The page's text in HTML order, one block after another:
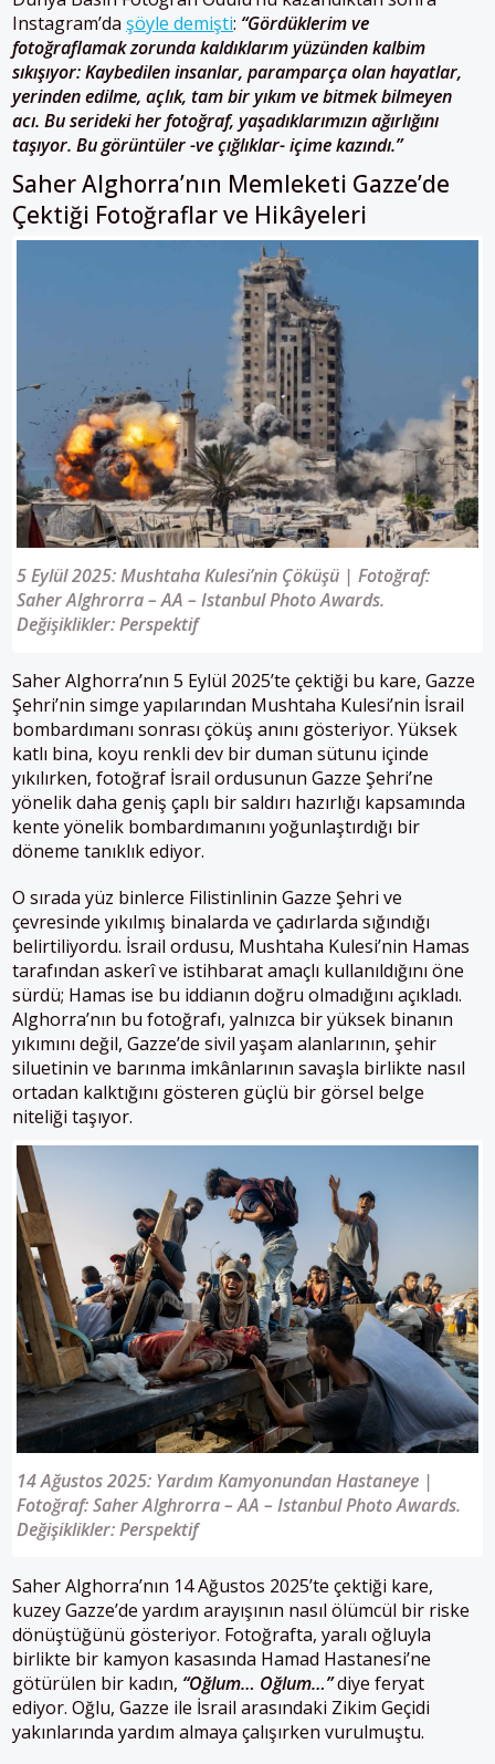
Instagram’da şöyle demişti: “Gördüklerim ve
fotoğraflamak zorunda kaldıklarım yüzünden kalbim
sıkışıyor: Kaybedilen insanlar, paramparça olan hayatlar,
yerinden edilme, açlık, tam bir yıkım ve bitmek bilmeyen
acı. Bu serideki her fotoğraf, yaşadıklarımızın ağırlığını
taşıyor. Bu görüntüler -ve çığlıklar- içime kazındı.”
Saher Alghorra’nın Memleketi Gazze’de
Çektiği Fotoğraflar ve Hikâyeleri
5 Eylül 2025: Mushtaha Kulesi’nin Çöküşü | Fotoğraf:
Saher Alghrorra – AA – Istanbul Photo Awards.
Değişiklikler: Perspektif
Saher Alghorra’nın 5 Eylül 2025’te çektiği bu kare, Gazze
Şehri’nin simge yapılarından Mushtaha Kulesi’nin İsrail
bombardımanı sonrası çöküş anını gösteriyor. Yüksek
katlı bina, koyu renkli dev bir duman sütunu içinde
yıkılırken, fotoğraf İsrail ordusunun Gazze Şehri’ne
yönelik daha geniş çaplı bir saldırı hazırlığı kapsamında
kente yönelik bombardımanını yoğunlaştırdığı bir
döneme tanıklık ediyor.
O sırada yüz binlerce Filistinlinin Gazze Şehri ve
çevresinde yıkılmış binalarda ve çadırlarda sığındığı
belirtiliyordu. İsrail ordusu, Mushtaha Kulesi’nin Hamas
tarafından askerî ve istihbarat amaçlı kullanıldığını öne
sürdü; Hamas ise bu iddianın doğru olmadığını açıkladı.
Alghorra’nın bu fotoğrafı, yalnızca bir yüksek binanın
yıkımını değil, Gazze’de sivil yaşam alanlarının, şehir
siluetinin ve barınma imkânlarının savaşla birlikte nasıl
ortadan kalktığını gösteren güçlü bir görsel belge
niteliği taşıyor.
14 Ağustos 2025: Yardım Kamyonundan Hastaneye |
Fotoğraf: Saher Alghrorra – AA – Istanbul Photo Awards.
Değişiklikler: Perspektif
Saher Alghorra’nın 14 Ağustos 2025’te çektiği kare,
kuzey Gazze’de yardım arayışının nasıl ölümcül bir riske
dönüştüğünü gösteriyor. Fotoğrafta, yaralı oğluyla
birlikte bir kamyon kasasında Hamad Hastanesi’ne
götürülen bir kadın, “Oğlum… Oğlum…”diye feryat
ediyor. Oğlu, Gazze ile İsrail arasındaki Zikim Geçidi
yakınlarında yardım almaya çalışırken vurulmuştu.